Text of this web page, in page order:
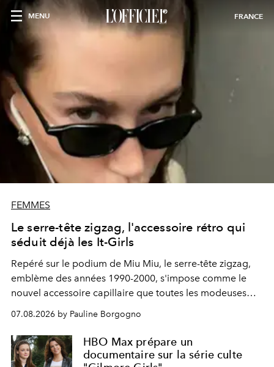
MENU FRANCE
FEMMES
Le serre-tête zigzag, l'accessoire rétro qui
séduit déjà les It-Girls
Repéré sur le podium de Miu Miu, le serre-tête zigzag,
emblème des années 1990-2000, s'impose comme le
nouvel accessoire capillaire que toutes les modeuses
s'arrachent déjà.
07.08.2026 by Pauline Borgogno
HBO Max prépare un
documentaire sur la série culte